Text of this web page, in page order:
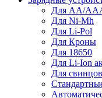
Для AA/
Для Ni-Mh
Для Li-Pol
Для Кроны
Для 18650
Для Li-Ion
Для